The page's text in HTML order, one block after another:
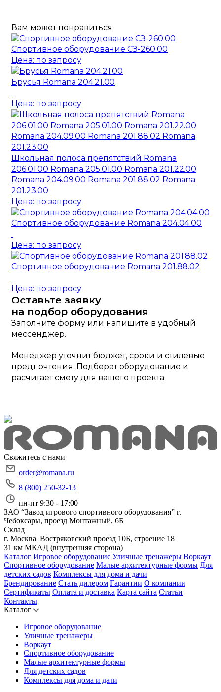
Вам может понравиться
Спортивное оборудование СЗ-260.00
Цена: по запросу
Брусья Romana 204.21.00
Цена: по запросу
Школьная полоса препятствий Romana
206.01.00 Romana 205.01.00 Romana 201.22.00
Romana 204.09.00 Romana 201.88.02 Romana
201.23.00
Цена: по запросу
Спортивное оборудование Romana 204.04.00
Цена: по запросу
Спортивное оборудование Romana 201.88.02
Цена: по запросу
Оставьте заявку
на подбор оборудования
Заполните форму или напишите в удобный
мессенджер.
Менеджер уточнит бюджет, сроки и стилевые
предпочтения. Подберет оборудование и
расчитает смету для вашего проекта
Свяжитесь с нами
order@romana.ru
8 (800) 250-32-13
пн-пт 9:30 - 17:00
ЗАО “Завод игрового спортивного оборудования” г.
Чебоксары, проезд Монтажный, 6Б
Склад
г. Москва, Востряковский проезд 10Б, строение 18
31 км МКАД (внутренняя сторона)
Каталог Игровое оборудование Уличные тренажеры Воркаут
Спортивное оборудование Малые архитектурные формы Для
детских садов Комплексы для дома и дачи
Брендирование Стать дилером Гарантии О компании
Сертификаты Оплата и доставка Карта сайта Статьи
Контакты
Каталог
Игровое оборудование
Уличные тренажеры
Воркаут
Спортивное оборудование
Малые архитектурные формы
Для детских садов
Комплексы для дома и дачи